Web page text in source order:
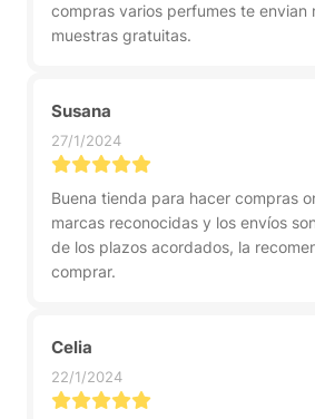
compras varios perfumes te envian
muestras gratuitas.
Susana
27/1/2024
Buena tienda para hacer compras
marcas reconocidas y los envíos
de los plazos acordados, la
comprar.
Celia
22/1/2024